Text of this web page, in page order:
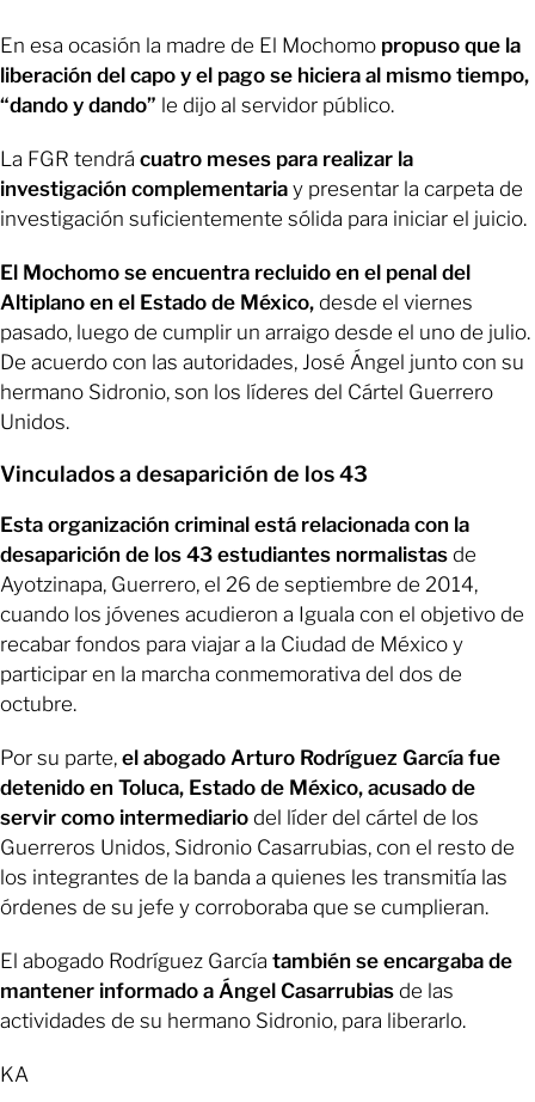
En esa ocasión la madre de El Mochomo propuso que la
liberación del capo y el pago se hiciera al mismo tiempo,
“dando y dando” le dijo al servidor público.
La FGR tendrá cuatro meses para realizar la
investigación complementaria y presentar la carpeta de
investigación suficientemente sólida para iniciar el juicio.
El Mochomo se encuentra recluido en el penal del
Altiplano en el Estado de México, desde el viernes
pasado, luego de cumplir un arraigo desde el uno de julio.
De acuerdo con las autoridades, José Ángel junto con su
hermano Sidronio, son los líderes del Cártel Guerrero
Unidos.
Vinculados a desaparición de los 43
Esta organización criminal está relacionada con la
desaparición de los 43 estudiantes normalistas de
Ayotzinapa, Guerrero, el 26 de septiembre de 2014,
cuando los jóvenes acudieron a Iguala con el objetivo de
recabar fondos para viajar a la Ciudad de México y
participar en la marcha conmemorativa del dos de
octubre.
Por su parte, el abogado Arturo Rodríguez García fue
detenido en Toluca, Estado de México, acusado de
servir como intermediario del líder del cártel de los
Guerreros Unidos, Sidronio Casarrubias, con el resto de
los integrantes de la banda a quienes les transmitía las
órdenes de su jefe y corroboraba que se cumplieran.
El abogado Rodríguez García también se encargaba de
mantener informado a Ángel Casarrubias de las
actividades de su hermano Sidronio, para liberarlo.
KA